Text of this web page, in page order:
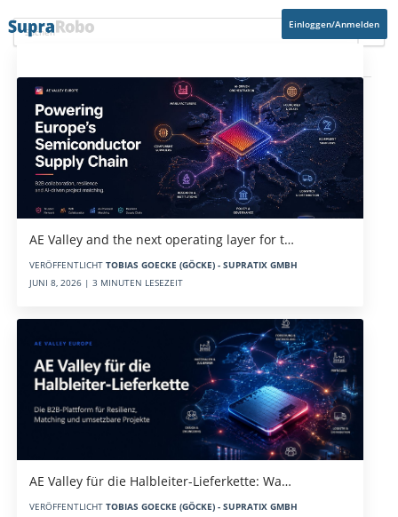
Einloggen/Anmelden
AE Valley and the next operating layer for t…
VERÖFFENTLICHT TOBIAS GOECKE (GÖCKE) - SUPRATIX GMBH
JUNI 8, 2026 | 3 MINUTEN LESEZEIT
AE Valley für die Halbleiter-Lieferkette: Wa…
VERÖFFENTLICHT TOBIAS GOECKE (GÖCKE) - SUPRATIX GMBH